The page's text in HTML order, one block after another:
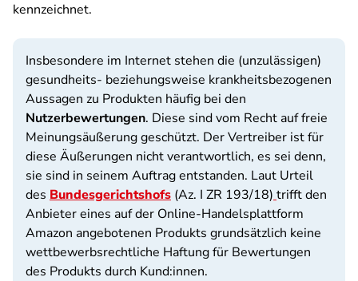
kennzeichnet.
Insbesondere im Internet stehen die (unzulässigen)
gesundheits- beziehungsweise krankheitsbezogenen
Aussagen zu Produkten häufig bei den
Nutzerbewertungen. Diese sind vom Recht auf freie
Meinungsäußerung geschützt. Der Vertreiber ist für
diese Äußerungen nicht verantwortlich, es sei denn,
sie sind in seinem Auftrag entstanden. Laut Urteil
des Bundesgerichtshofs (Az. I ZR 193/18) trifft den
Anbieter eines auf der Online-Handelsplattform
Amazon angebotenen Produkts grundsätzlich keine
wettbewerbsrechtliche Haftung für Bewertungen
des Produkts durch Kund:innen.